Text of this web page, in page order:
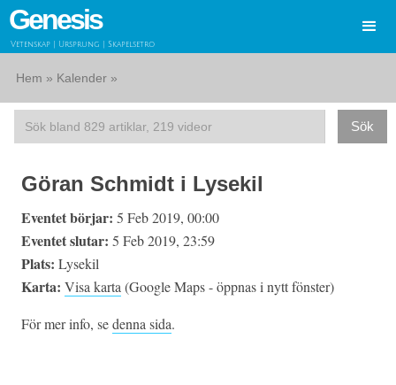
Genesis
Vetenskap | Ursprung | Skapelsetro
Hem » Kalender »
Göran Schmidt i Lysekil
Eventet börjar: 5 Feb 2019, 00:00
Eventet slutar: 5 Feb 2019, 23:59
Plats: Lysekil
Karta: Visa karta(Google Maps - öppnas i nytt fönster)
För mer info, sedenna sida.